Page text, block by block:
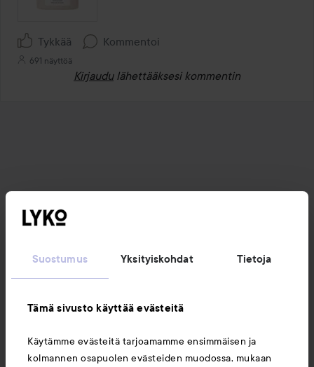
Suostumus Yksityiskohdat Tietoja
Tämä sivusto käyttää evästeitä
Käytämme evästeitä tarjoamamme ensimmäisen ja
kolmannen osapuolen evästeiden muodossa, mukaan
Tykkää Kommentoi
691 näyttöä
Kirjaudu lähettääksesi kommentin